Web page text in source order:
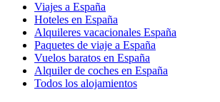
Viajes a España
Hoteles en España
Alquileres vacacionales España
Paquetes de viaje a España
Vuelos baratos en España
Alquiler de coches en España
Todos los alojamientos